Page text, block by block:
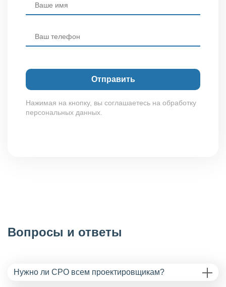
Нажимая на кнопку, вы соглашаетесь на обработку
персональных данных.
Вопросы и ответы
Нужно ли СРО всем проектировщикам?